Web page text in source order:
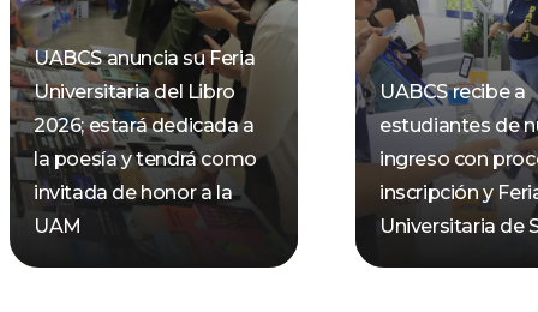
UABCS anuncia su Feria
Universitaria del Libro
2026; estará dedicada a
la poesía y tendrá como
invitada de honor a la
UAM
UABCS recibe a
estudiantes de
ingreso con
inscripción y
Universitaria de